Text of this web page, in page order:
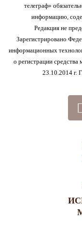
телеграф»
информацию,
Редакция не
Зарегистрировано
информационных
о регистрации
23.10.2014 г.